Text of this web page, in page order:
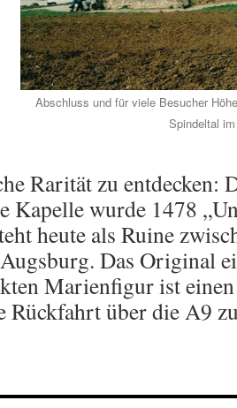
Abschluss und für viele Besucher
Spindeltal
Rarität zu entdecken:
Kapelle wurde 1478
heute als Ruine
Das Original
Marienfigur ist
Rückfahrt über die A9